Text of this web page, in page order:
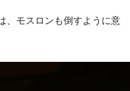
、モスロンも倒すように意